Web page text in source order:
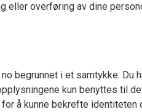
eller overføring av dine
begrunnet i et samtykke. Du
kun benyttes til
å kunne bekrefte identiteten